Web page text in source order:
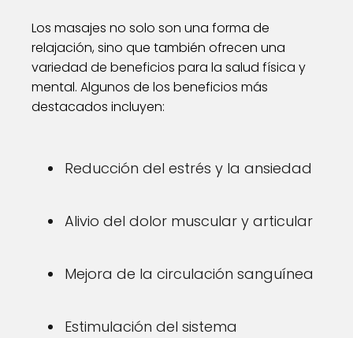
Los masajes no solo son una forma de
relajación, sino que también ofrecen una
variedad de beneficios para la salud física y
mental. Algunos de los beneficios más
destacados incluyen:
Reducción del estrés y la ansiedad
Alivio del dolor muscular y articular
Mejora de la circulación sanguínea
Estimulación del sistema